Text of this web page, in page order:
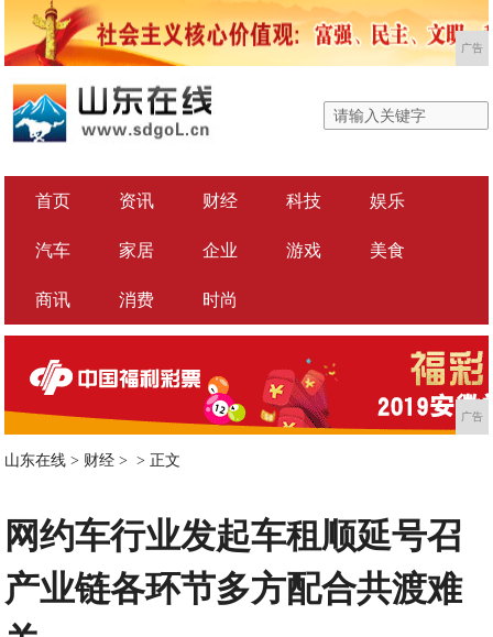
广告
首页 资讯 财经 科技 娱乐
汽车 家居 企业 游戏 美食
商讯 消费 时尚
广告
山东在线 > 财经 > > 正文
网约车行业发起车租顺延号召
产业链各环节多方配合共渡难